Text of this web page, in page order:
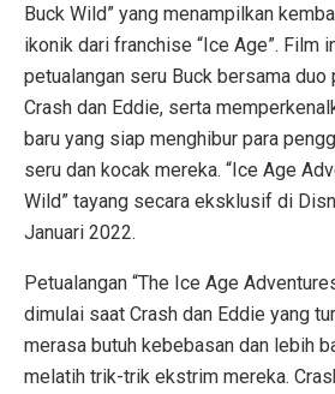
Buck Wild” yang menampilkan
ikonik dari franchise “Ice Age”. Film
petualangan seru Buck bersama duo
Crash dan Eddie, serta
baru yang siap menghibur para
seru dan kocak mereka. “Ice Age
Wild” tayang secara eksklusif di
Januari 2022.
Petualangan “The Ice Age
dimulai saat Crash dan Eddie yang
merasa butuh kebebasan dan lebih
melatih trik-trik ekstrim mereka.